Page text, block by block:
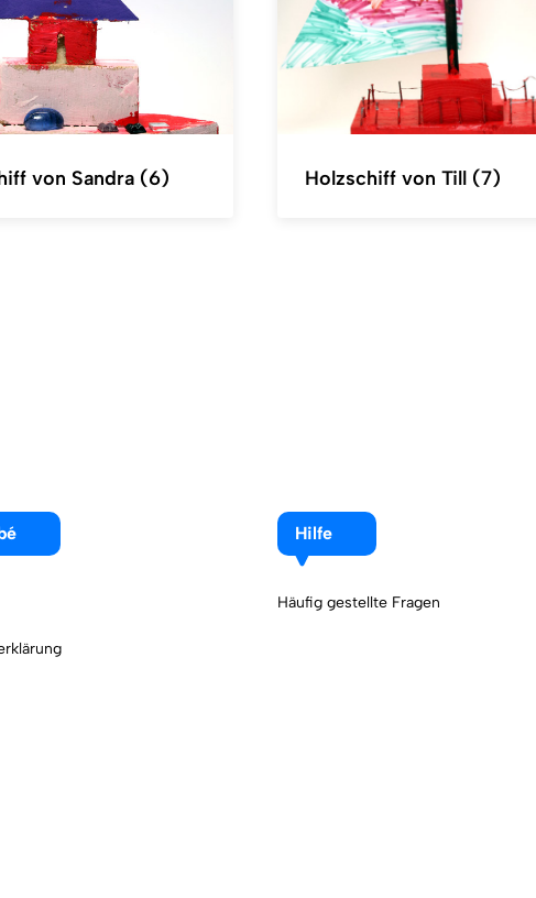
von Sandra (6) Holzschiff von Till (7)
Hilfe
Häufig gestellte Fragen